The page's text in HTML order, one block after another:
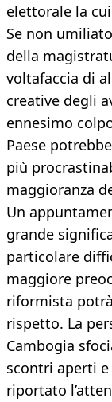
elettorale la
Se non
della
voltafaccia di
creative degli
ennesimo
Paese
più
maggioranza
Un
grande
particolare
maggiore
riformista
rispetto. La
Cambogia
scontri aperti
riportato